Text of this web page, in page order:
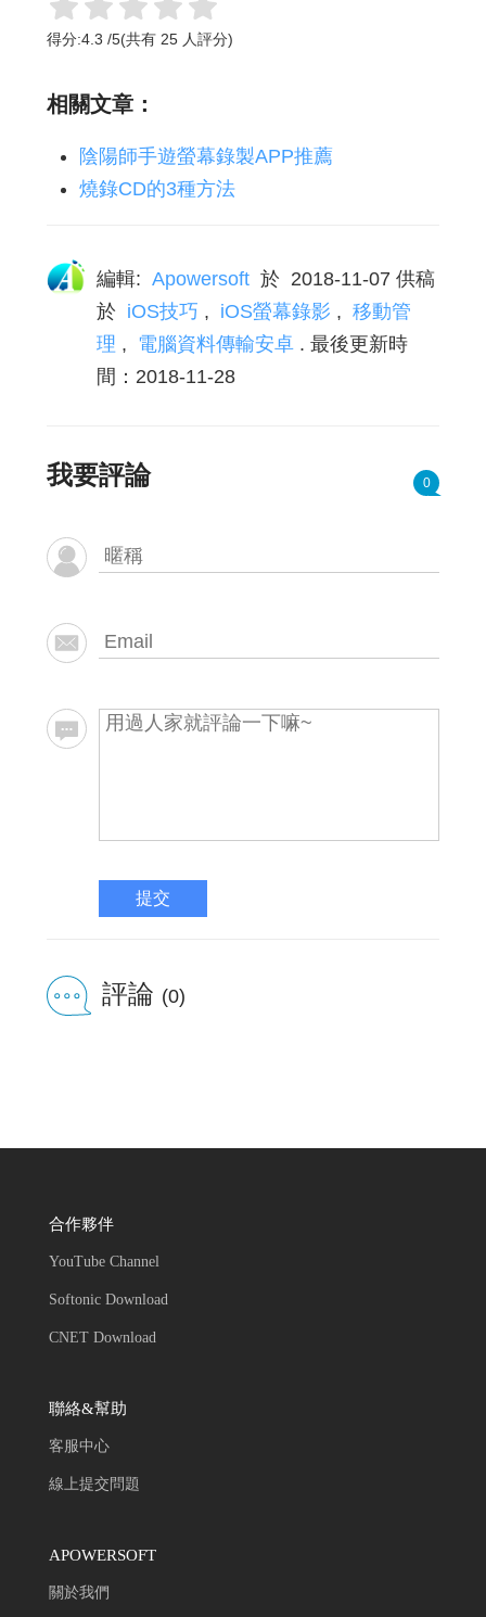
得分:4.3 /5(共有 25人評分)
相關文章：
陰陽師手遊螢幕錄製APP推薦
燒錄CD的3種方法
編輯: Apowersoft 於 2018-11-07 供稿
於 iOS技巧 , iOS螢幕錄影 , 移動管
理 , 電腦資料傳輸安卓 . 最後更新時
間：2018-11-28
我要評論 0
提交
評論 (0)
合作夥伴
YouTube Channel
Softonic Download
CNET Download
聯絡&幫助
客服中心
線上提交問題
APOWERSOFT
關於我們